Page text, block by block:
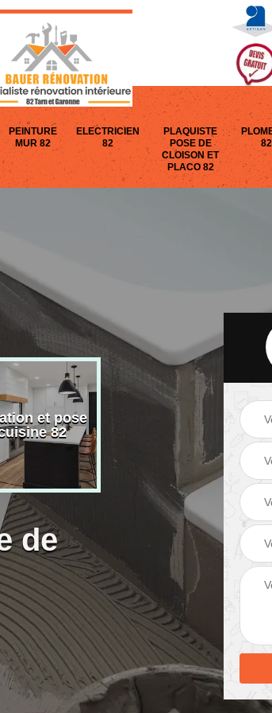
PEINTURE
MUR 82
ELECTRICIEN
82
PLAQUISTE
POSE DE
CLOISON ET
PLACO 82
82
et pose
82
Carreleur pose de
carrelage 82
de